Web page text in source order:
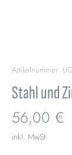
Artikelnummer:
Stahl und
56,00 €
inkl. MwSt.